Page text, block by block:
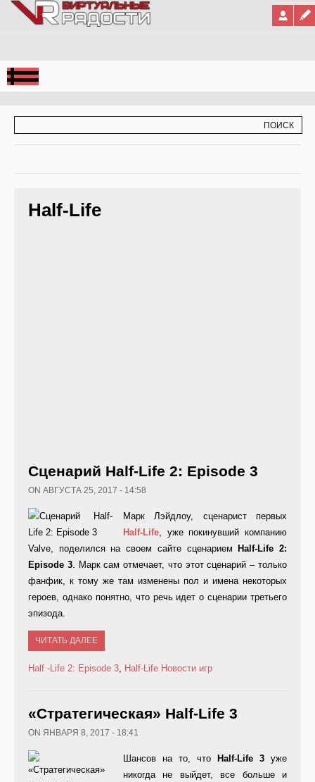
Jump to Navigation
Half-Life
Сценарий Half-Life 2: Episode 3
ON АВГУСТА 25, 2017 - 14:58
Марк Лэйдлоу, сценарист первых
Half-Life, уже покинувший компанию
Valve, поделился на своем сайте сценарием
Half-Life 2:
Episode 3. Марк сам отмечает, что этот сценарий – только
фанфик, к тому же там изменены пол и имена некоторых
героев, однако понятно, что речь идет о сценарии третьего
эпизода.
ЧИТАТЬ ДАЛЕЕ
Half -Life 2: Episode 3, Half-Life Новости игр
«Стратегическая» Half-Life 3
ON ЯНВАРЯ 8, 2017 - 18:41
Шансов на то, что Half-Life 3 уже
никогда не выйдет, все больше и